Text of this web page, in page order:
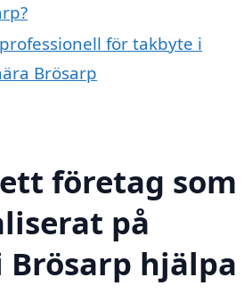
för takbyte i
Brösarp
företag som
på
hjälpa